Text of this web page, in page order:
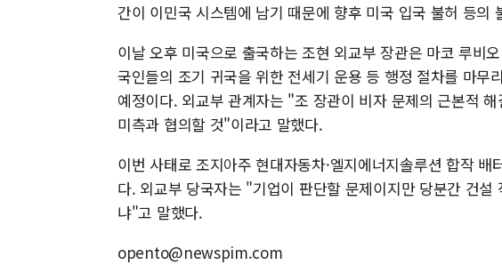
간이 이민국 시스템에 남기 때문에 향후 미국 입국 불허 등의
이날 오후 미국으로 출국하는 조현 외교부 장관은 마코 루비
국인들의 조기 귀국을 위한 전세기 운용 등 행정 절차를 마무
예정이다. 외교부 관계자는 "조 장관이 비자 문제의 근본적
미측과 협의할 것"이라고 말했다.
이번 사태로 조지아주 현대자동차·엘지에너지솔루션 합작
다. 외교부 당국자는 "기업이 판단할 문제이지만 당분간 건
냐"고 말했다.
opento@newspim.com